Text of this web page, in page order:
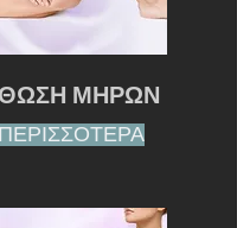
ΜΗΡΩΝ